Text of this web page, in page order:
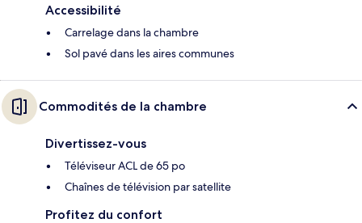
Accessibilité
Carrelage dans la chambre
Sol pavé dans les aires communes
Commodités de la chambre
Divertissez-vous
Téléviseur ACL de 65 po
Chaînes de télévision par satellite
Profitez du confort